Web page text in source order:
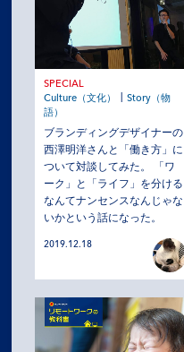
SPECIAL
Culture（文化）
Story（物
語）
ブランディングデザイナーの
西澤明洋さんと「働き方」に
ついて対談してみた。 「ワ
ーク」と「ライフ」を分ける
なんてナンセンスなんじゃな
いかという話になった。
2019.12.18